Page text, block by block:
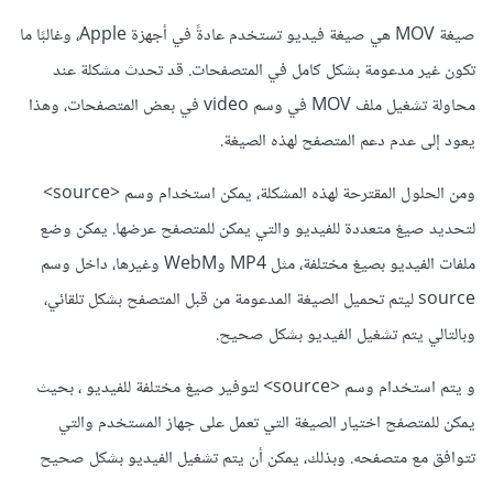
صيغة MOV هي صيغة فيديو تستخدم عادةً في أجهزة Apple، وغالبًا ما
تكون غير مدعومة بشكل كامل في المتصفحات. قد تحدث مشكلة عند
محاولة تشغيل ملف MOV في وسم video في بعض المتصفحات، وهذا
يعود إلى عدم دعم المتصفح لهذه الصيغة.
ومن الحلول المقترحة لهذه المشكلة، يمكن استخدام وسم <source>
لتحديد صيغ متعددة للفيديو والتي يمكن للمتصفح عرضها. يمكن وضع
ملفات الفيديو بصيغ مختلفة، مثل MP4 وWebM وغيرها، داخل وسم
source ليتم تحميل الصيغة المدعومة من قبل المتصفح بشكل تلقائي،
وبالتالي يتم تشغيل الفيديو بشكل صحيح.
و يتم استخدام وسم <source> لتوفير صيغ مختلفة للفيديو ، بحيث
يمكن للمتصفح اختيار الصيغة التي تعمل على جهاز المستخدم والتي
تتوافق مع متصفحه. وبذلك، يمكن أن يتم تشغيل الفيديو بشكل صحيح